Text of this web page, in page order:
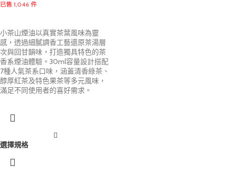
已售 1,046 件
小茶山煙油以真實茶葉風味為靈
感，透過細膩調香工藝還原茶湯層
次與回甘韻味，打造獨具特色的茶
香系煙油體驗。30ml容量設計搭配
7種人氣茶系口味，涵蓋清香綠茶、
醇厚紅茶及特色果茶等多元風味，
滿足不同使用者的喜好需求。
選擇規格